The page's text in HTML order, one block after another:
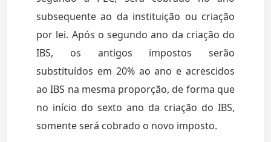
subsequente ao da instituição ou criação
por lei. Após o segundo ano da criação do
IBS, os antigos impostos serão
substituídos em 20% ao ano e acrescidos
ao IBS na mesma proporção, de forma que
no início do sexto ano da criação do IBS,
somente será cobrado o novo imposto.